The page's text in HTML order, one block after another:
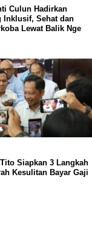
Culun Hadirkan
Inklusif, Sehat dan
Lewat Balik Nge
Siapkan 3 Langkah
Kesulitan Bayar Gaji